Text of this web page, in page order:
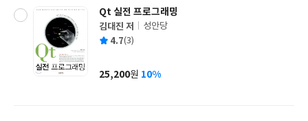
Qt 실전 프로그래밍
글
쓴
김대진 저
출
사
성안당
평 4.7(3)
가
25,200원 10%